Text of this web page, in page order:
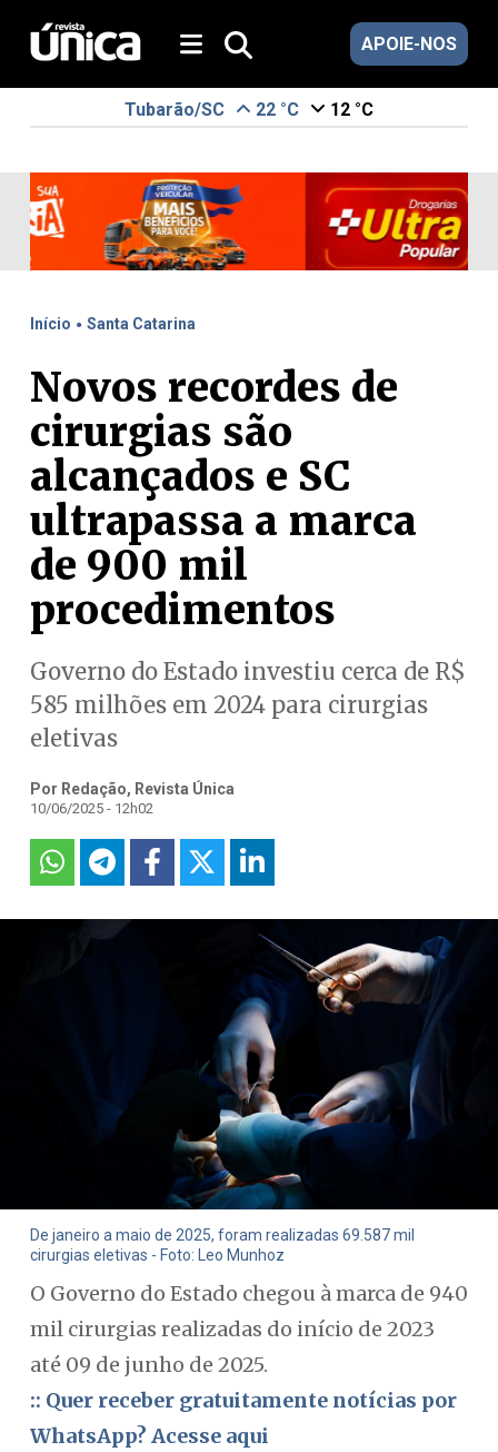
APOIE-NOS
Tubarão/SC 22 °C 12 °C
Início . Santa Catarina
Novos recordes de
cirurgias são
alcançados e SC
ultrapassa a marca
de 900 mil
procedimentos
Governo do Estado investiu cerca de R$
585 milhões em 2024 para cirurgias
eletivas
Por Redação, Revista Única
10/06/2025 - 12h02
De janeiro a maio de 2025, foram realizadas 69.587 mil
cirurgias eletivas - Foto: Leo Munhoz
O Governo do Estado chegou à marca de 940
mil cirurgias realizadas do início de 2023
até 09 de junho de 2025.
:: Quer receber gratuitamente notícias por
WhatsApp? Acesse aqui